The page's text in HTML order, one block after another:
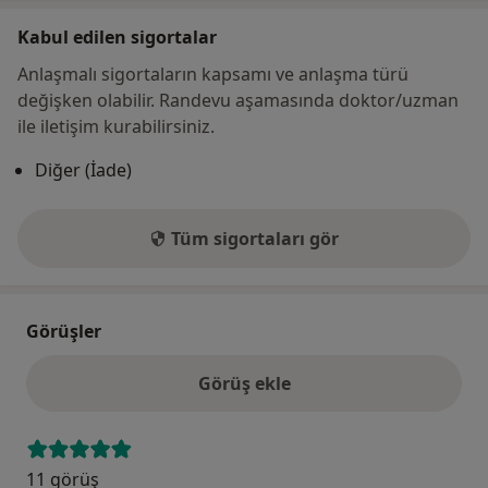
Kabul edilen sigortalar
Anlaşmalı sigortaların kapsamı ve anlaşma türü
değişken olabilir. Randevu aşamasında doktor/uzman
ile iletişim kurabilirsiniz.
Diğer (İade)
Tüm sigortaları gör
Görüşler
Görüş ekle
11 görüş